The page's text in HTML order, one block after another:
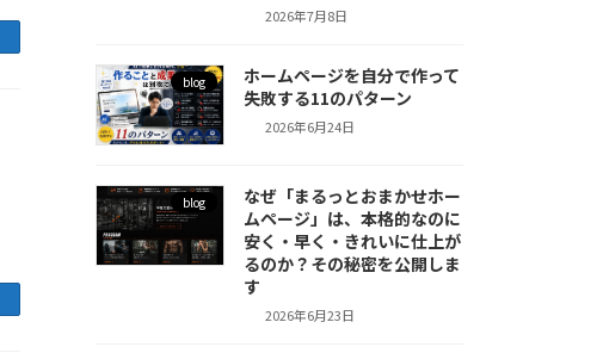
2026年7月8日
blog
ホームページを自分で作って
失敗する11のパターン
2026年6月24日
blog
なぜ「まるっとおまかせホー
ムページ」は、本格的なのに
安く・早く・きれいに仕上が
るのか？その秘密を公開しま
す
2026年6月23日